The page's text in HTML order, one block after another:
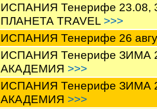
ИСПАНИЯ Тенерифе 23.08,
ПЛАНЕТА TRAVEL >>>
ИСПАНИЯ Тенерифе 26
ИСПАНИЯ Тенерифе ЗИМА
АКАДЕМИЯ >>>
ИСПАНИЯ Тенерифе ЗИМА
АКАДЕМИЯ >>>